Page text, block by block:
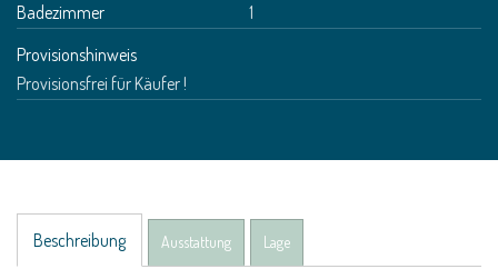
Badezimmer
1
Provisionshinweis
Provisionsfrei für Käufer !
Beschreibung Ausstattung Lage